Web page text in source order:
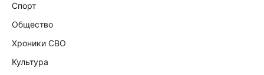
Спорт
Общество
Хроники СВО
Культура